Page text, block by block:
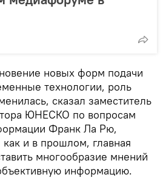
новых форм подачи
технологии, роль
сказал заместитель
ЮНЕСКО по вопросам
Франк Ла Рю,
как и в прошлом, главная
многообразие мнений
информацию.